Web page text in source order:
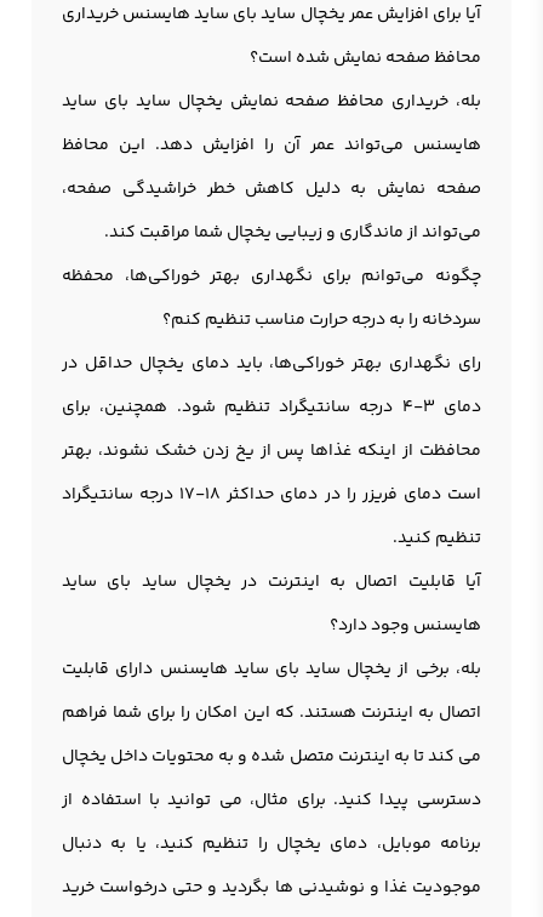
آیا برای افزایش عمر یخچال ساید بای ساید هایسنس خریداری
محافظ صفحه نمایش شده است؟
بله، خریداری محافظ صفحه نمایش یخچال ساید بای ساید
هایسنس می‌تواند عمر آن را افزایش دهد. این محافظ
صفحه نمایش به دلیل کاهش خطر خراشیدگی صفحه،
می‌تواند از ماندگاری و زیبایی یخچال شما مراقبت کند.
چگونه می‌توانم برای نگهداری بهتر خوراکی‌ها، محفظه
سردخانه را به درجه حرارت مناسب تنظیم کنم؟
رای نگهداری بهتر خوراکی‌ها، باید دمای یخچال حداقل در
دمای ۳-۴ درجه سانتیگراد تنظیم شود. همچنین، برای
محافظت از اینکه غذاها پس از یخ زدن خشک نشوند، بهتر
است دمای فریزر را در دمای حداکثر ۱۸-۱۷ درجه سانتیگراد
تنظیم کنید.
آیا قابلیت اتصال به اینترنت در یخچال ساید بای ساید
هایسنس وجود دارد؟
بله، برخی از یخچال ساید بای ساید هایسنس دارای قابلیت
اتصال به اینترنت هستند. که این امکان را برای شما فراهم
می کند تا به اینترنت متصل شده و به محتویات داخل یخچال
دسترسی پیدا کنید. برای مثال، می توانید با استفاده از
برنامه موبایل، دمای یخچال را تنظیم کنید، یا به دنبال
موجودیت غذا و نوشیدنی ها بگردید و حتی درخواست خرید